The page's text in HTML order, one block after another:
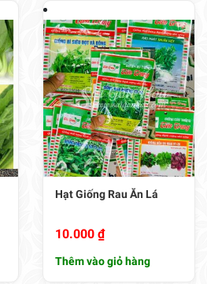
10.000₫
Thêm vào giỏ hàng
KẾ BIG SIZE
TRÍ THEO KHÔNG GIAN
VĂN PHÒNG